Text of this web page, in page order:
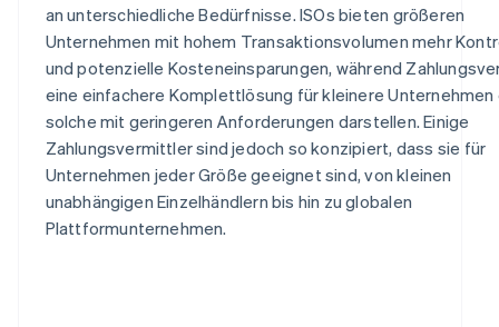
an unterschiedliche Bedürfnisse. ISOs bieten größeren
Unternehmen mit hohem Transaktionsvolumen mehr
und potenzielle Kosteneinsparungen, während
eine einfachere Komplettlösung für kleinere Unternehmen
solche mit geringeren Anforderungen darstellen. Einige
Zahlungsvermittler sind jedoch so konzipiert, dass sie für
Unternehmen jeder Größe geeignet sind, von kleinen
unabhängigen Einzelhändlern bis hin zu globalen
Plattformunternehmen.